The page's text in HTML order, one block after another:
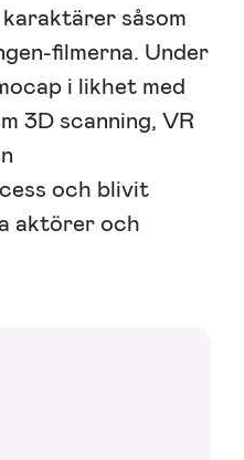
såsom
filmerna. Under
i likhet med
3D scanning, VR
och blivit
aktörer och